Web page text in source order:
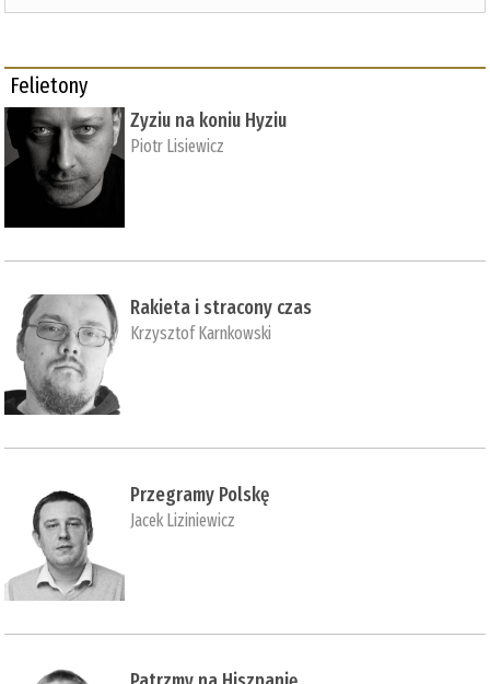
Felietony
Zyziu na koniu Hyziu
Piotr Lisiewicz
Rakieta i stracony czas
Krzysztof Karnkowski
Przegramy Polskę
Jacek Liziniewicz